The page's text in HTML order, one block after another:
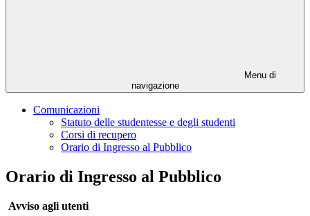
Menu di
navigazione
Comunicazioni
Statuto delle studentesse e degli studenti
Corsi di recupero
Orario di Ingresso al Pubblico
Orario di Ingresso al Pubblico
Avviso agli utenti